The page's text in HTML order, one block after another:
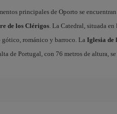
principales de Oporto se
de los Clérigos. La Catedral, situada en
gótico, románico y barroco. La Iglesia de
de Portugal, con 76 metros de altura,